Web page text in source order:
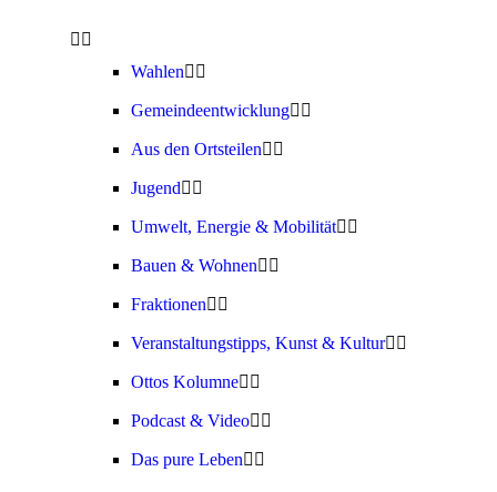
Wahlen
Gemeindeentwicklung
Aus den Ortsteilen
Jugend
Umwelt, Energie & Mobilität
Bauen & Wohnen
Fraktionen
Veranstaltungstipps, Kunst & Kultur
Ottos Kolumne
Podcast & Video
Das pure Leben